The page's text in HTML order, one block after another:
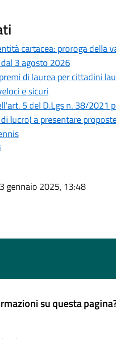
cartacea: proroga della
3 agosto 2026
di laurea per cittadini
e sicuri
5 del D.Lgs n. 38/2021
lucro) a presentare
gennaio 2025, 13:48
su questa